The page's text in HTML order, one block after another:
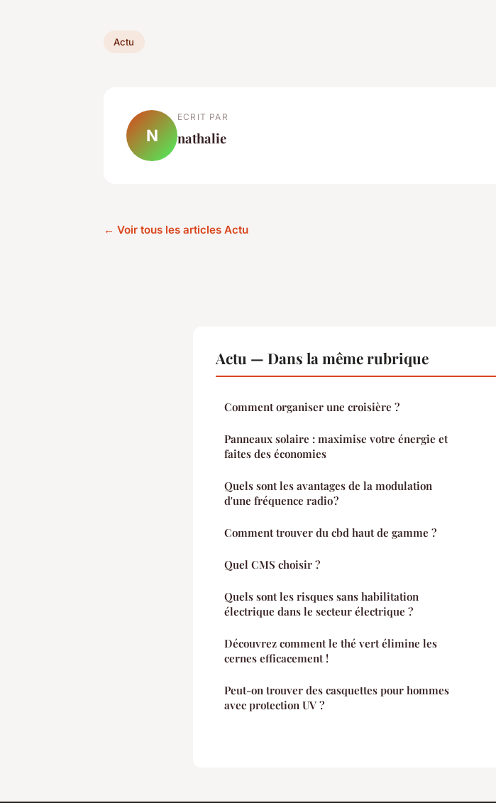
Actu
N
ECRIT PAR
nathalie
← Voir tous les articles Actu
Actu — Dans la même rubrique
Comment organiser une croisière ?
Panneaux solaire : maximise votre énergie et
faites des économies
Quels sont les avantages de la modulation
d'une fréquence radio ?
Comment trouver du cbd haut de gamme ?
Quel CMS choisir ?
Quels sont les risques sans habilitation
électrique dans le secteur électrique ?
Découvrez comment le thé vert élimine les
cernes efficacement !
Peut-on trouver des casquettes pour hommes
avec protection UV ?